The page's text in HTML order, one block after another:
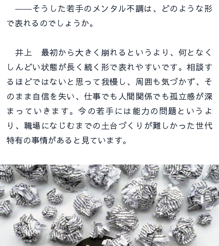
――そうした若手のメンタル不調は、どのような形
で表れるのでしょうか。
井上 最初から大きく崩れるというより、何となく
しんどい状態が長く続く形で表れやすいです。相談す
るほどではないと思って我慢し、周囲も気づかず、そ
のまま自信を失い、仕事でも人間関係でも孤立感が深
まっていきます。今の若手には能力の問題というよ
り、職場になじむまでの土台づくりが難しかった世代
特有の事情があると見ています。